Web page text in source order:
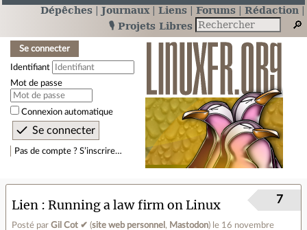
Dépêches Journaux Liens Forums
Rédaction
🎙️ Projets Libres
Se connecter
Identifiant
Mot de passe
Connexion automatique
Pas de compte ? S’inscrire…
Lien Running a law firm on Linux
Posté par Gil Cot ✔ (site web personnel , Mastodon) le 16 novembre
7